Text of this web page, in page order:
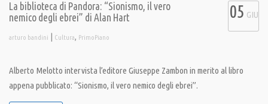
La biblioteca di Pandora: “Sionismo, il vero
nemico degli ebrei” di Alan Hart
arturo bandini | Cultura, PrimoPiano
05 GIU
Alberto Melotto intervista l’editore Giuseppe Zambon in merito al libro
appena pubblicato: “Sionismo, il vero nemico degli ebrei”.